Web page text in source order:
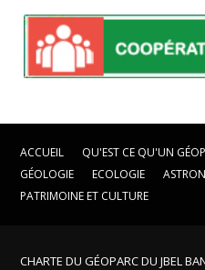
ACCUEIL QU'EST CE QU'UN
GÉOLOGIE
ECOLOGIE
PATRIMOINE ET CULTURE
CHARTE DU GÉOPARC DU JBEL